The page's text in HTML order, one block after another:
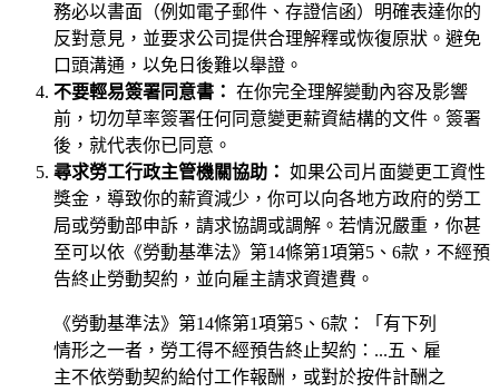
務必以書面（例如電子郵件、存證信函）明確表達你的
反對意見，並要求公司提供合理解釋或恢復原狀。避免
口頭溝通，以免日後難以舉證。
不要輕易簽署同意書： 在你完全理解變動內容及影響
前，切勿草率簽署任何同意變更薪資結構的文件。簽署
後，就代表你已同意。
尋求勞工行政主管機關協助： 如果公司片面變更工資性
獎金，導致你的薪資減少，你可以向各地方政府的勞工
局或勞動部申訴，請求協調或調解。若情況嚴重，你甚
至可以依《勞動基準法》第14條第1項第5、6款，不經預
告終止勞動契約，並向雇主請求資遣費。
《勞動基準法》第14條第1項第5、6款：「有下列
情形之一者，勞工得不經預告終止契約：...五、雇
主不依勞動契約給付工作報酬，或對於按件計酬之